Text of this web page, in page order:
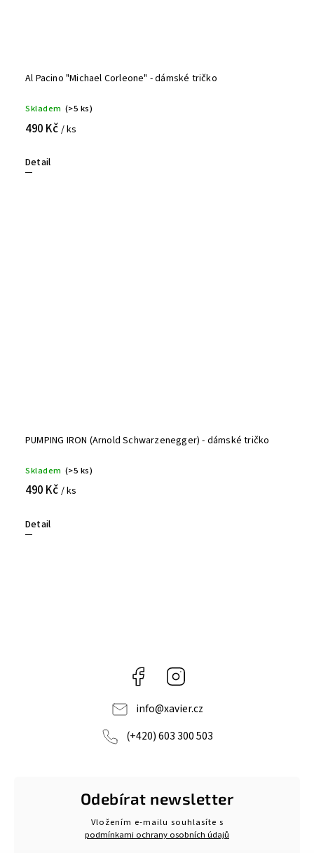
Al Pacino "Michael Corleone" - dámské tričko
Skladem (>5 ks)
490 Kč / ks
Detail
PUMPING IRON (Arnold Schwarzenegger) - dámské tričko
Skladem (>5 ks)
490 Kč / ks
Detail
Facebook
info@xavier.cz
(+420) 603 300 503
Odebírat newsletter
Vložením e-mailu souhlasíte s
podmínkami ochrany osobních údajů